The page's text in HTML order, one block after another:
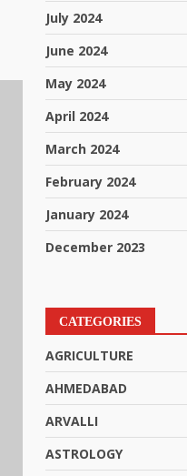
July 2024
June 2024
May 2024
April 2024
March 2024
February 2024
January 2024
December 2023
CATEGORIES
AGRICULTURE
AHMEDABAD
ARVALLI
ASTROLOGY